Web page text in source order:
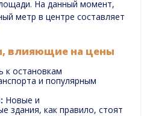
На данный момент,
метр в центре составляет
влияющие на цены
к остановкам
и популярным
Новые и
здания, как правило, стоят